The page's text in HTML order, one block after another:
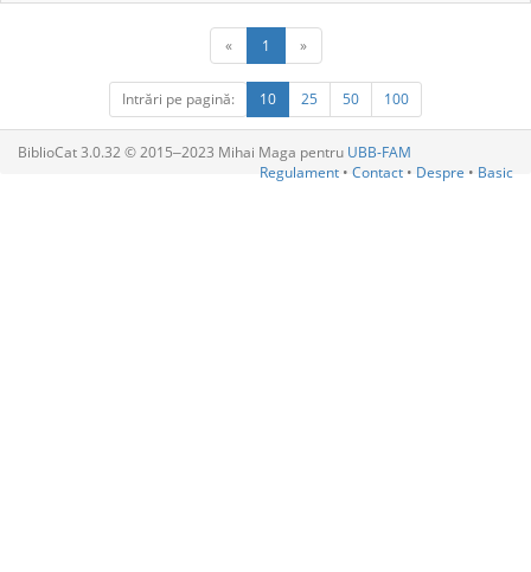
« 1 »
Intrări pe pagină: 10 25 50 100
BiblioCat 3.0.32 © 2015‒2023 Mihai Maga pentru UBB-FAM
Regulament • Contact • Despre • Basic